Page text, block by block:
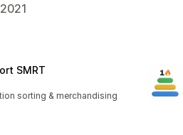
SMRT
sorting & merchandising